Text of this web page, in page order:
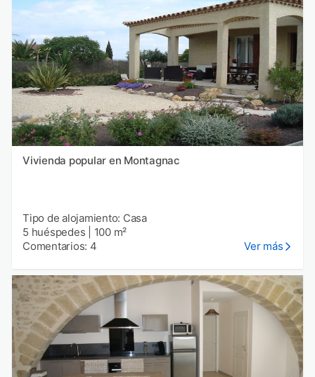
Vivienda popular en Montagnac
Tipo de alojamiento: Casa
5 huéspedes
100 m²
Comentarios: 4
Ver más